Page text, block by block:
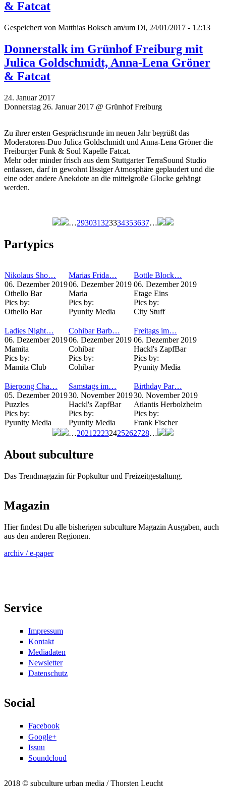
& Fatcat
Gespeichert von Matthias Boksch am/um Di, 24/01/2017 - 12:13
Donnerstalk im Grünhof Freiburg mit
Julica Goldschmidt, Anna-Lena Gröner
& Fatcat
24. Januar 2017
Donnerstag 26. Januar 2017 @ Grünhof Freiburg
Zu ihrer ersten Gesprächsrunde im neuen Jahr begrüßt das
Moderatoren-Duo Julica Goldschmidt und Anna-Lena Gröner die
Freiburger Funk & Soul Kapelle Fatcat.
Mehr oder minder frisch aus dem Stuttgarter TerraSound Studio
entlassen, darf in gewohnt lässiger Atmosphäre geplaudert und die
eine oder andere Anekdote an die mittelgroße Glocke gehängt
werden.
…293031323334353637…
Partypics
Nikolaus Sho…
06. Dezember 2019
Othello Bar
Pics by:
Othello Bar
Marias Frida…
06. Dezember 2019
Maria
Pics by:
Pyunity Media
Bottle Block…
06. Dezember 2019
Etage Eins
Pics by:
City Stuff
Ladies Night…
06. Dezember 2019
Mamita
Pics by:
Mamita Club
Cohibar Barb…
06. Dezember 2019
Cohibar
Pics by:
Cohibar
Freitags im…
06. Dezember 2019
Hackl's ZapfBar
Pics by:
Pyunity Media
Bierpong Cha…
05. Dezember 2019
Puzzles
Pics by:
Pyunity Media
Samstags im…
30. November 2019
Hackl's ZapfBar
Pics by:
Pyunity Media
Birthday Par…
30. November 2019
Atlantis Herbolzheim
Pics by:
Frank Fischer
…2021 22232425262728…
About subculture
Das Trendmagazin für Popkultur und Freizeitgestaltung.
Magazin
Hier findest Du alle bisherigen subculture Magazin Ausgaben, auch
aus den anderen Regionen.
archiv / e-paper
Service
Impressum
Kontakt
Mediadaten
Newsletter
Datenschutz
Social
Facebook
Google+
Issuu
Soundcloud
2018 © subculture urban media / Thorsten Leucht